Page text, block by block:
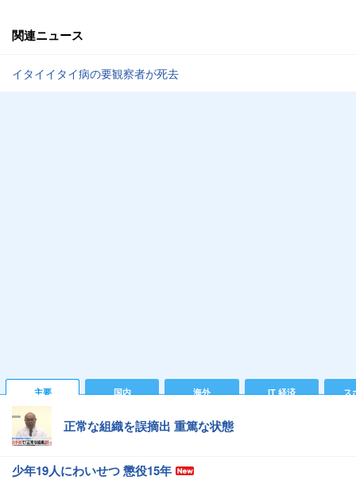
関連ニュース
イタイイタイ病の要観察者が死去
主要 国内 海外 IT 経済 ス
正常な組織を誤摘出 重篤な状態
少年19人にわいせつ 懲役15年